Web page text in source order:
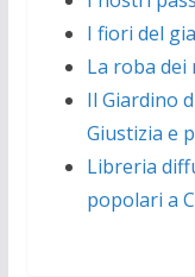
I fiori del
La roba dei
Il Giardino
Giustizia e
Libreria
popolari a